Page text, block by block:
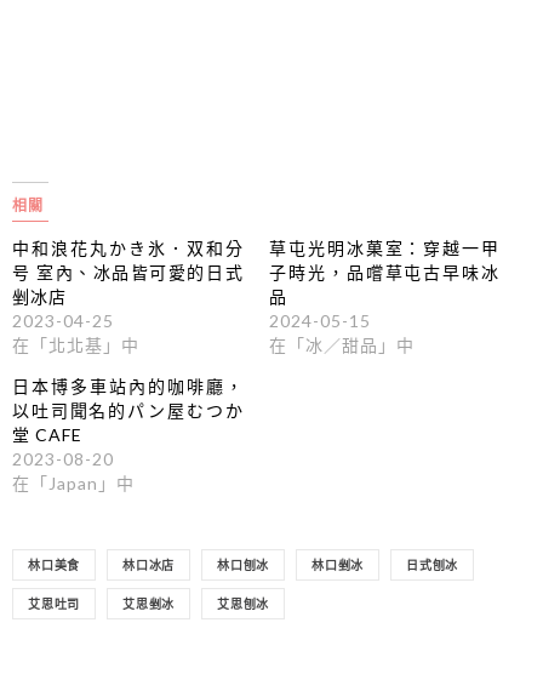
相關
中和浪花丸かき氷．双和分
号 室內、冰品皆可愛的日式
剉冰店
2023-04-25
在「北北基」中
草屯光明冰菓室：穿越一甲
子時光，品嚐草屯古早味冰
品
2024-05-15
在「冰／甜品」中
日本博多車站內的咖啡廳，
以吐司聞名的パン屋むつか
堂 CAFE
2023-08-20
在「Japan」中
林口美食 林口冰店 林口刨冰 林口剉冰 日式刨冰
艾思吐司 艾思剉冰 艾思刨冰